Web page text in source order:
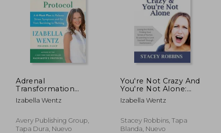
45%
dcto.
45%
dcto.
Adrenal
Transformation
Protocol: A 4-Week
Plan to Release
and go From
Surviving to Thriving
Izabella Wentz
Avery Publishing Group,
Tapa Dura, Nuevo
You're Not Crazy And
You're Not Alone:
Losing the Victim,
Finding Your Sense of
to Love Yourself
Through Hashimoto's
Izabella Wentz
Stacey Robbins, Tapa
Blanda, Nuevo